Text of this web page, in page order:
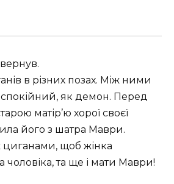
в різних позах. Між ними
як демон. Перед
матір’ю хорої своєї
його з шатра Маври.
циганами, щоб жінка
чоловіка, та ще і мати Маври!